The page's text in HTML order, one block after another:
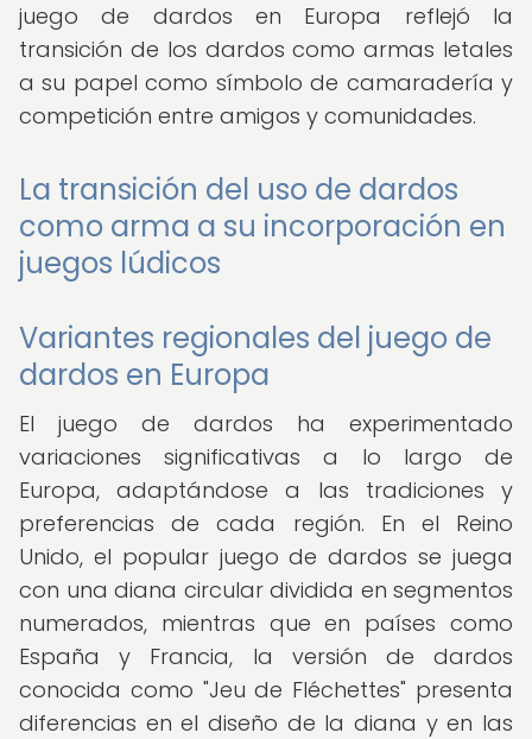
juego de dardos en Europa reflejó la
transición de los dardos como armas letales
a su papel como símbolo de camaradería y
competición entre amigos y comunidades.
La transición del uso de dardos
como arma a su incorporación en
juegos lúdicos
Variantes regionales del juego de
dardos en Europa
El juego de dardos ha experimentado
variaciones significativas a lo largo de
Europa, adaptándose a las tradiciones y
preferencias de cada región. En el Reino
Unido, el popular juego de dardos se juega
con una diana circular dividida en segmentos
numerados, mientras que en países como
España y Francia, la versión de dardos
conocida como "Jeu de Fléchettes" presenta
diferencias en el diseño de la diana y en las